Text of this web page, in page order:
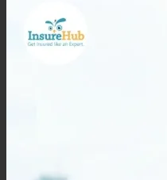
ประกันเ